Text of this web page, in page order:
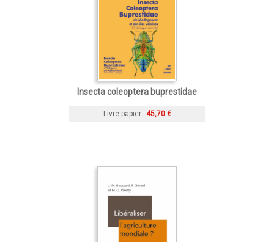
Insecta coleoptera buprestidae
Livre papier 45,70 €